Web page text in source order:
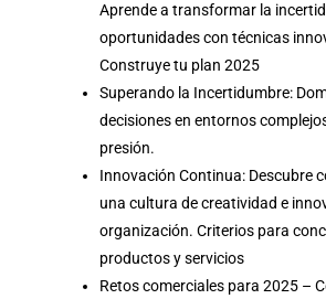
Aprende a transformar la
oportunidades con técnicas
Construye tu plan 2025
Superando la Incertidumbre:
decisiones en entornos
presión.
Innovación Continua: Descubre
una cultura de creatividad e
organización. Criterios para
productos y servicios
Retos comerciales para 2025 –